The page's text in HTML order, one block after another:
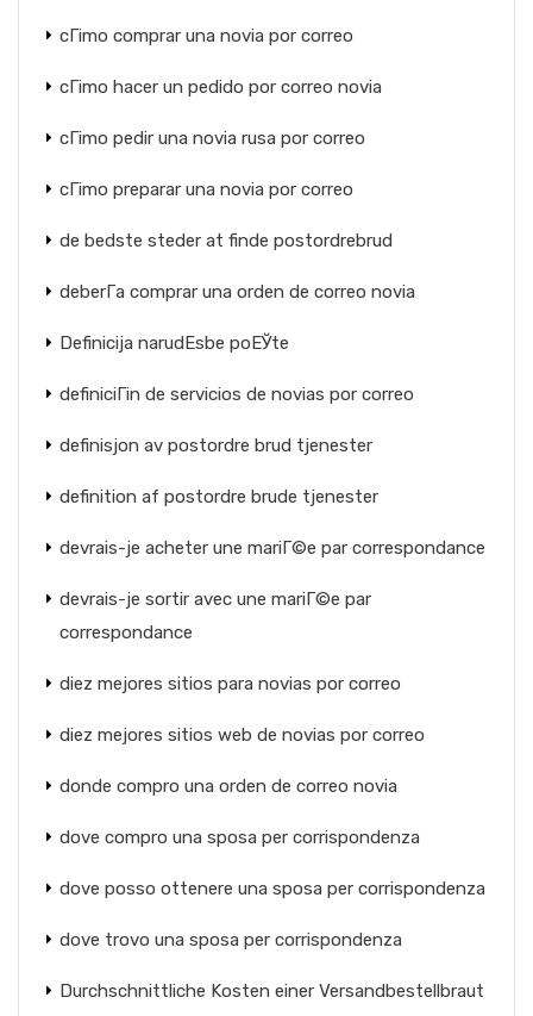
cГіmo comprar una novia por correo
cГіmo hacer un pedido por correo novia
cГіmo pedir una novia rusa por correo
cГіmo preparar una novia por correo
de bedste steder at finde postordrebrud
deberГ­a comprar una orden de correo novia
Definicija narudЕѕbe poЕЎte
definiciГіn de servicios de novias por correo
definisjon av postordre brud tjenester
definition af postordre brude tjenester
devrais-je acheter une mariГ©e par correspondance
devrais-je sortir avec une mariГ©e par
correspondance
diez mejores sitios para novias por correo
diez mejores sitios web de novias por correo
donde compro una orden de correo novia
dove compro una sposa per corrispondenza
dove posso ottenere una sposa per corrispondenza
dove trovo una sposa per corrispondenza
Durchschnittliche Kosten einer Versandbestellbraut